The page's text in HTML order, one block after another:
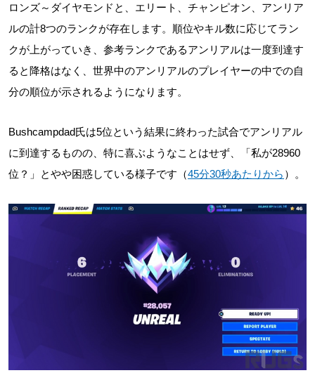
ロンズ～ダイヤモンドと、エリート、チャンピオン、アンリア
ルの計8つのランクが存在します。順位やキル数に応じてラン
クが上がっていき、参考ランクであるアンリアルは一度到達す
ると降格はなく、世界中のアンリアルのプレイヤーの中での自
分の順位が示されるようになります。
Bushcampdad氏は5位という結果に終わった試合でアンリアル
に到達するものの、特に喜ぶようなことはせず、「私が28960
位？」とやや困惑している様子です（45分30秒あたりから ）。